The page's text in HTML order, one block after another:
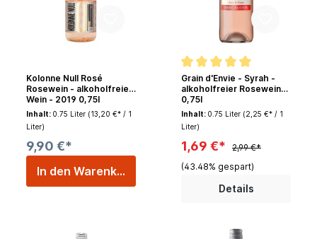
Kolonne Null Rosé
Rosewein - alkoholfreier
Wein - 2019 0,75l
Inhalt: 0.75 Liter (13,20 €* / 1
Liter)
9,90 €*
In den Warenkorb
Grain d'Envie - Syrah -
alkoholfreier Rosewein
0,75l
Inhalt: 0.75 Liter (2,25 €* / 1
Liter)
1,69 €*
2,99 €*
(43.48% gespart)
Details